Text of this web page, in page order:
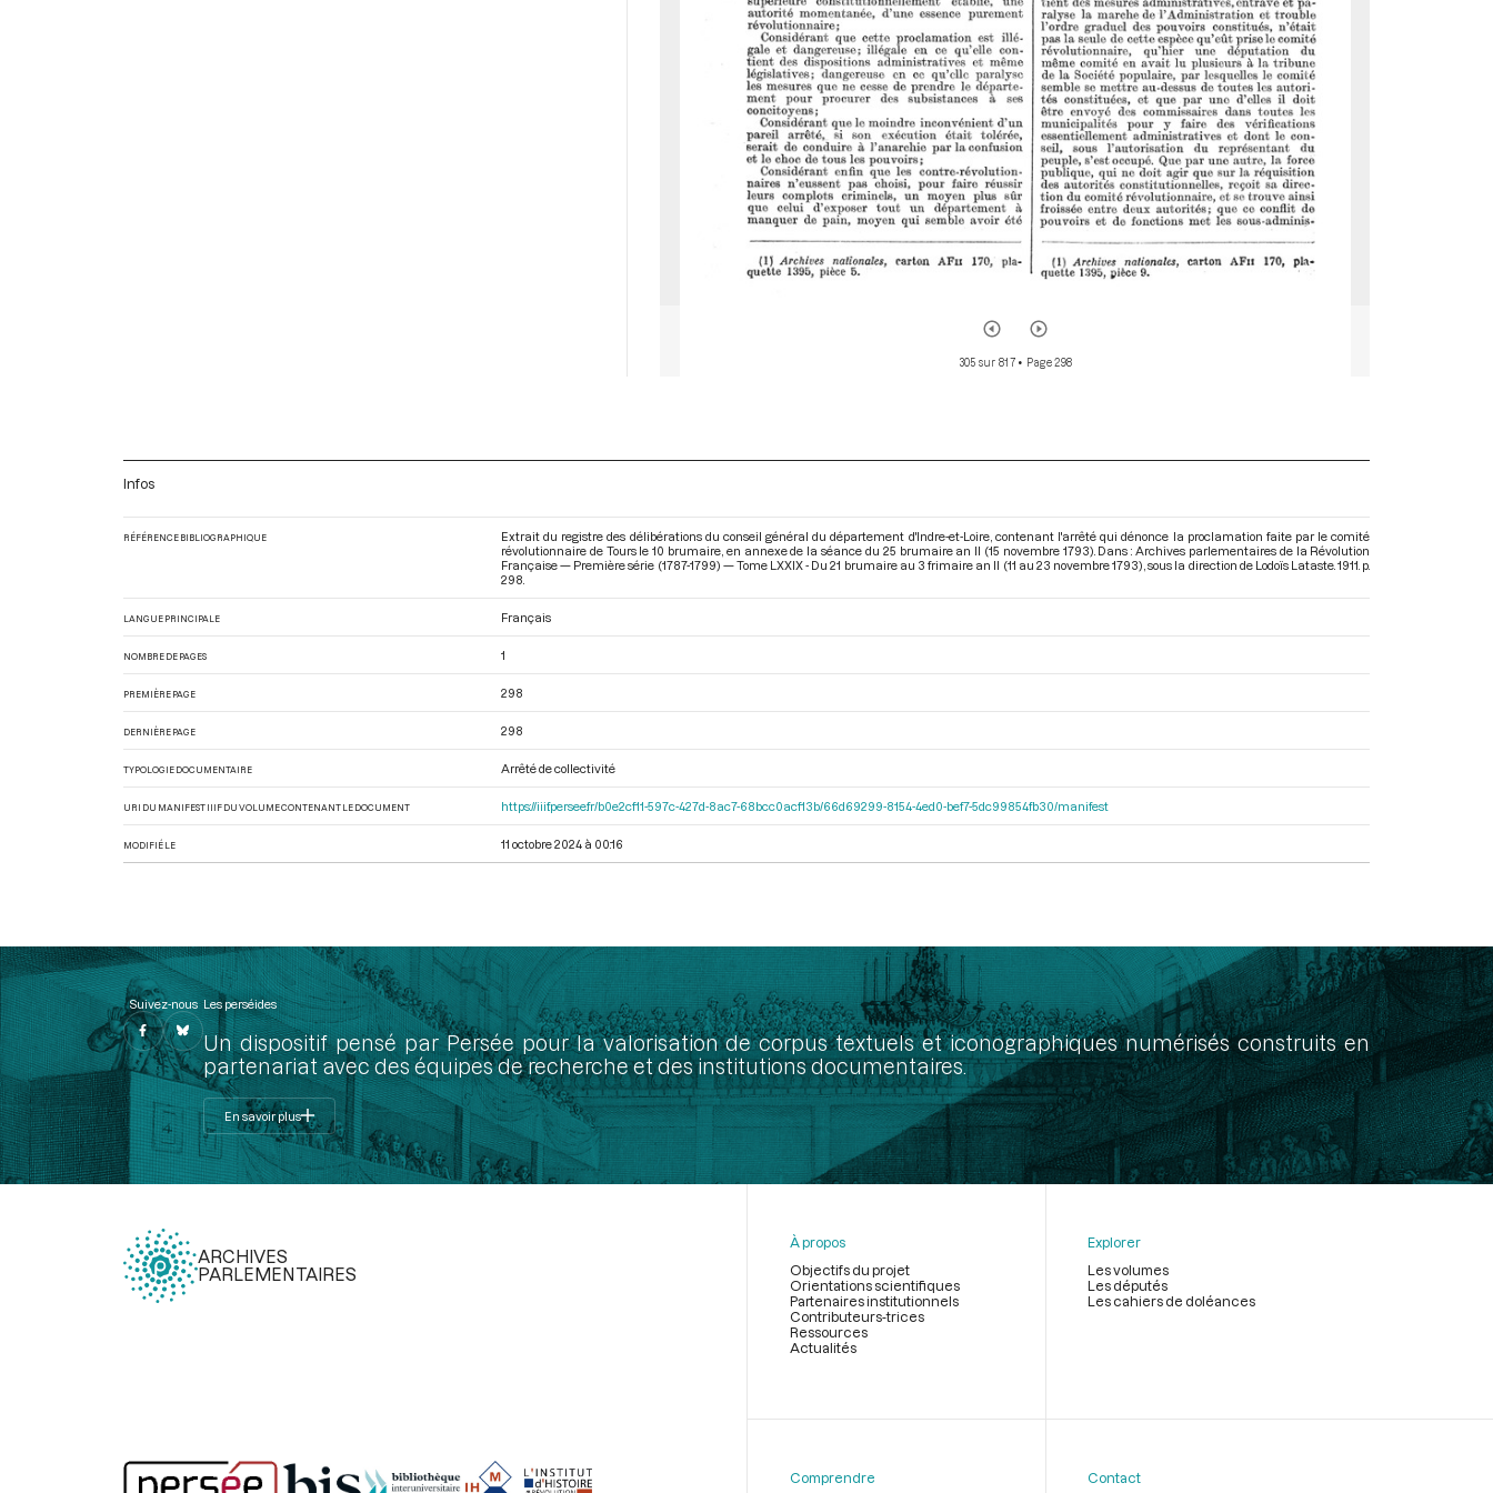
305 sur 817• Page 298
Infos
RÉFÉRENCE BIBLIOGRAPHIQUE
Extrait du registre des délibérations du conseil général du département d'Indre-et-Loire, contenant l'arrêté qui dénonce la proclamation faite par le comité
révolutionnaire de Tours le 10 brumaire, en annexe de la séance du 25 brumaire an II (15 novembre 1793). Dans : Archives parlementaires de la Révolution
Française — Première série (1787-1799) — Tome LXXIX - Du 21 brumaire au 3 frimaire an II (11 au 23 novembre 1793) , sous la direction de Lodoïs Lataste. 1911. p.
298.
LANGUE PRINCIPALE Français
NOMBRE DE PAGES 1
PREMIÈRE PAGE 298
DERNIÈRE PAGE 298
TYPOLOGIE DOCUMENTAIRE Arrêté de collectivité
URI DU MANIFEST IIIF DU VOLUME CONTENANT LE DOCUMENT https://iiif.persee.fr/b0e2cf11-597c-427d-8ac7-68bcc0acf13b/66d69299-8154-4ed0-bef7-5dc99854fb30/manifest
MODIFIÉ LE 11 octobre 2024 à 00:16
Suivez-nous Les perséides
Un dispositif pensé par Persée pour la valorisation de corpus textuels et iconographiques numérisés construits en
partenariat avec des équipes de recherche et des institutions documentaires.
En savoir plus
ARCHIVES
PARLEMENTAIRES
À propos
Objectifs du projet
Orientations scientifiques
Partenaires institutionnels
Contributeurs-trices
Ressources
Actualités
Explorer
Les volumes
Les députés
Les cahiers de doléances
Comprendre Contact